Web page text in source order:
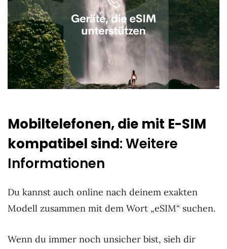
Mobiltelefonen, die mit E-SIM
kompatibel sind: Weitere
Informationen
Du kannst auch online nach deinem exakten
Modell zusammen mit dem Wort „eSIM“ suchen.
Wenn du immer noch unsicher bist, sieh dir